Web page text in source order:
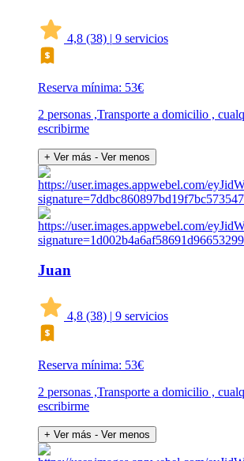
4,8 (38) | 9 servicios
Reserva mínima: 53€
2 personas ,Transporte a domicilio ,
escribirme
+ Ver más - Ver menos
Juan
4,8 (38) | 9 servicios
Reserva mínima: 53€
2 personas ,Transporte a domicilio ,
escribirme
+ Ver más - Ver menos